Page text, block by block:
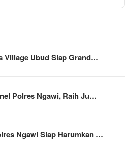
Village Ubud Siap Grand…
Polres Ngawi, Raih Ju…
Ngawi Siap Harumkan …